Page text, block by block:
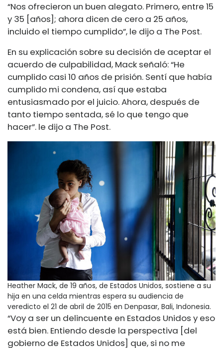
“Nos ofrecieron un buen alegato. Primero, entre 15
y 35 [años]; ahora dicen de cero a 25 años,
incluido el tiempo cumplido”, le dijo a The Post.
En su explicación sobre su decisión de aceptar el
acuerdo de culpabilidad, Mack señaló: “He
cumplido casi 10 años de prisión. Sentí que había
cumplido mi condena, así que estaba
entusiasmado por el juicio. Ahora, después de
tanto tiempo sentada, sé lo que tengo que
hacer”. le dijo a The Post.
Heather Mack, de 19 años, de Estados Unidos, sostiene a su
hija en una celda mientras espera su audiencia de
veredicto el 21 de abril de 2015 en Denpasar, Bali, Indonesia.
“Voy a ser un delincuente en Estados Unidos y eso
está bien. Entiendo desde la perspectiva [del
gobierno de Estados Unidos] que, si no me